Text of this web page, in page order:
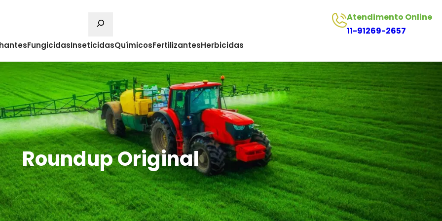
Pesquisa
Atendimento Online
11-91269-2657
FungicidasInseticidasQuímicosFertilizantesHerbicidas
Roundup Original